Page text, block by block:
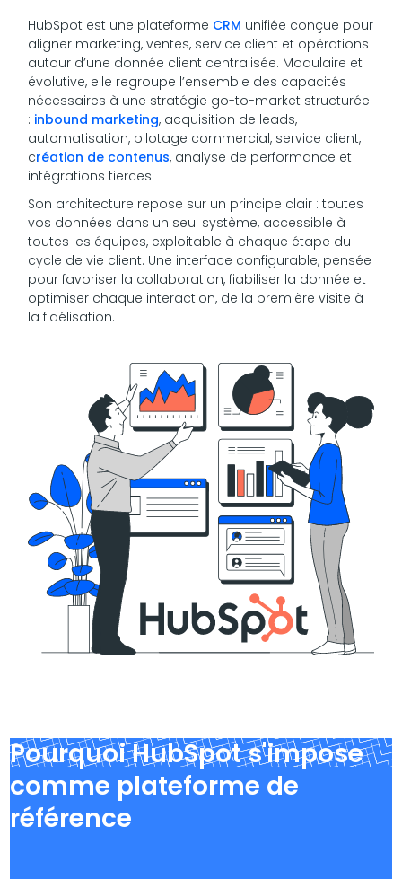
HubSpot est une plateforme CRM unifiée conçue pour
aligner marketing, ventes, service client et opérations
autour d’une donnée client centralisée. Modulaire et
évolutive, elle regroupe l’ensemble des capacités
nécessaires à une stratégie go-to-market structurée
: inbound marketing, acquisition de leads,
automatisation, pilotage commercial, service client,
création de contenus, analyse de performance et
intégrations tierces.
Son architecture repose sur un principe clair : toutes
vos données dans un seul système, accessible à
toutes les équipes, exploitable à chaque étape du
cycle de vie client. Une interface configurable, pensée
pour favoriser la collaboration, fiabiliser la donnée et
optimiser chaque interaction, de la première visite à
la fidélisation.
Pourquoi HubSpot s'impose
comme plateforme de
référence